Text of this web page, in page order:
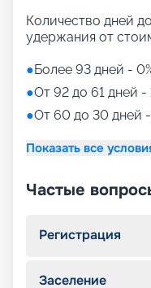
Количество дней
удержания от
●Более 93 дней -
●От 92 до 61 дней -
●От 60 до 30 дней
Показать все
Частые
Регистрация
Заселение